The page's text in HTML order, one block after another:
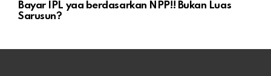
Bayar IPL yaa berdasarkan NPP!! Bukan Luas
Sarusun?